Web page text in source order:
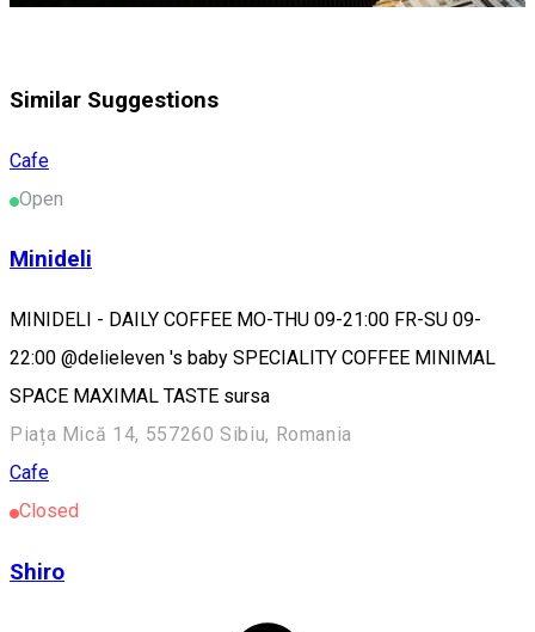
Similar Suggestions
Cafe
Open
Minideli
MINIDELI - DAILY COFFEE MO-THU 09-21:00 FR-SU 09-
22:00 @delieleven 's baby SPECIALITY COFFEE MINIMAL
SPACE MAXIMAL TASTE sursa
Piața Mică 14, 557260 Sibiu, Romania
Cafe
Closed
Shiro